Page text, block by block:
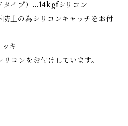
タイプ）…14kgfシリコン
防止の為シリコンキャッチをお付
キ
コンをお付けしています。